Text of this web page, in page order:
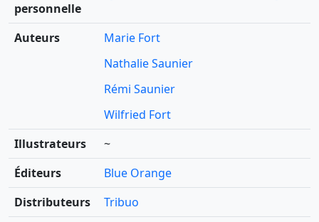
personnelle
Auteurs
Marie Fort
Nathalie Saunier
Rémi Saunier
Wilfried Fort
Illustrateurs
~
Éditeurs
Blue Orange
Distributeurs
Tribuo